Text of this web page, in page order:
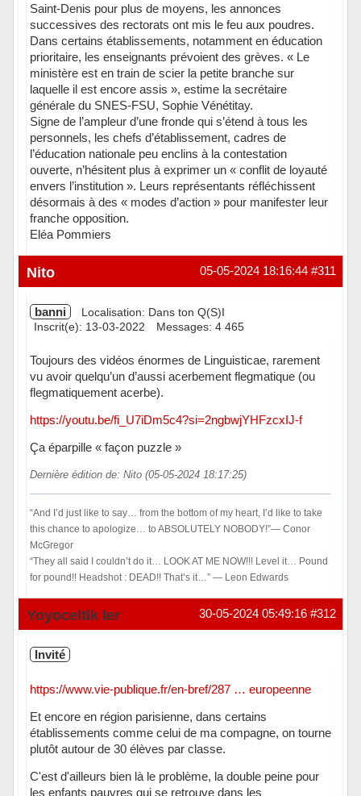
Saint-Denis pour plus de moyens, les annonces
successives des rectorats ont mis le feu aux poudres.
Dans certains établissements, notamment en éducation
prioritaire, les enseignants prévoient des grèves. « Le
ministère est en train de scier la petite branche sur
laquelle il est encore assis », estime la secrétaire
générale du SNES-FSU, Sophie Vénétitay.
Signe de l’ampleur d’une fronde qui s’étend à tous les
personnels, les chefs d’établissement, cadres de
l’éducation nationale peu enclins à la contestation
ouverte, n’hésitent plus à exprimer un « conflit de loyauté
envers l’institution ». Leurs représentants réfléchissent
désormais à des « modes d’action » pour manifester leur
franche opposition.
Eléa Pommiers
#311
05-05-2024 18:16:44
Nito
banni
Localisation: Dans ton Q(S)I
Inscrit(e): 13-03-2022
Messages: 4 465
Toujours des vidéos énormes de Linguisticae, rarement
vu avoir quelqu’un d’aussi acerbement flegmatique (ou
flegmatiquement acerbe).
https://youtu.be/fi_U7iDm5c4?si=2ngbwjYHFzcxIJ-f
Ça éparpille « façon puzzle »
Dernière édition de: Nito (05-05-2024 18:17:25)
“And I’d just like to say… from the bottom of my heart, I’d like to take
this chance to apologize… to ABSOLUTELY NOBODY!”― Conor
McGregor
“They all said I couldn’t do it… LOOK AT ME NOW!!! Level it… Pound
for pound!! Headshot : DEAD!! That’s it…” ― Leon Edwards
Hors ligne #312
30-05-2024 05:49:16
Yoyoceltik Ier
Invité
https://www.vie-publique.fr/en-bref/287 … europeenne
Et encore en région parisienne, dans certains
établissements comme celui de ma compagne, on tourne
plutôt autour de 30 élèves par classe.
C'est d'ailleurs bien là le problème, la double peine pour
les enfants pauvres qui se retrouve dans les